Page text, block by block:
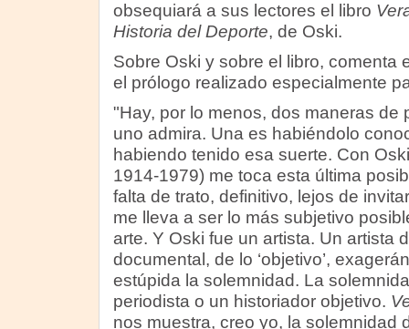
obsequiará a sus lectores el libro
Historia del Deporte, de Oski.
Sobre Oski y sobre el libro, comenta
el prólogo realizado especialmente
"Hay, por lo menos, dos maneras de
uno admira. Una es habiéndolo
habiendo tenido esa suerte. Con
1914-1979) me toca esta última
falta de trato, definitivo, lejos de
me lleva a ser lo más subjetivo
arte. Y Oski fue un artista. Un artista
documental, de lo ‘objetivo’,
estúpida la solemnidad. La
periodista o un historiador objetivo.
nos muestra, creo yo, la solemnidad